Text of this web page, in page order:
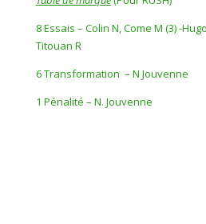
8 Essais – Colin N, Come M (3) -
Titouan R
6 Transformation – N Jouvenne
1 Pénalité – N. Jouvenne